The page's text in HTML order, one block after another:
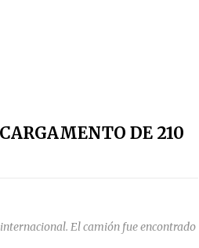
DE 210
El camión fue encontrado